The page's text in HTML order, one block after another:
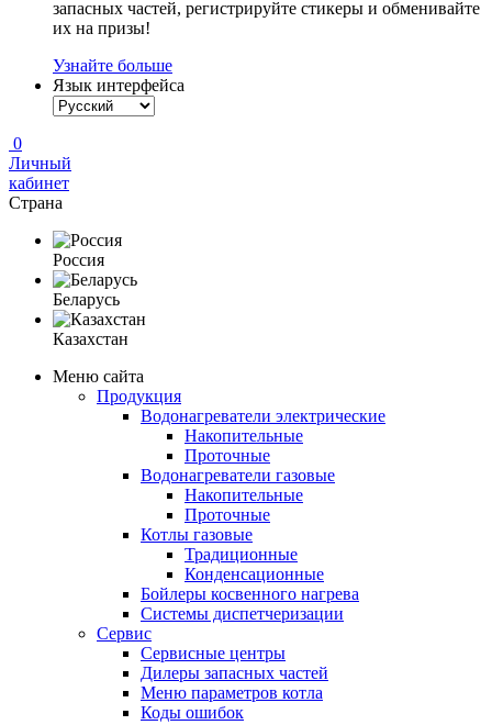
запасных частей, регистрируйте стикеры и обменивайте
их на призы!
Узнайте больше
Язык интерфейса
0
Личный
кабинет
Страна
Россия
Беларусь
Казахстан
Меню сайта
Продукция
Водонагреватели электрические
Накопительные
Проточные
Водонагреватели газовые
Накопительные
Проточные
Котлы газовые
Традиционные
Конденсационные
Бойлеры косвенного нагрева
Системы диспетчеризации
Сервис
Сервисные центры
Дилеры запасных частей
Меню параметров котла
Коды ошибок